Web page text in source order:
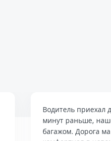
Водитель приехал
минут раньше,
багажом. Дорога